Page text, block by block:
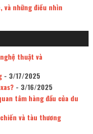
và những điều nhìn
thuật và
- 3/17/2025
- 3/16/2025
tâm hàng đầu của du
và tàu thương